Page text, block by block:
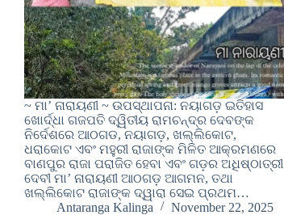
~ ମା’ ନାରାୟଣୀ ~ ଉପସ୍ଥାପନା: ନୟାଗଡ଼ ଇତିହାସ
ଖୋର୍ଦ୍ଧା ଗଜପତି ଦ୍ୱିତୀୟ ରାମଚନ୍ଦ୍ର ଦେବଙ୍କ
ନିର୍ଦେଶରେ ଆଠଗଡ, ନୟାଗଡ଼, ଖଲ୍ଲିକୋଟ,
ଧରାକୋଟ ଏବଂ ମହୁରୀ ରାଜାଙ୍କ ମିଳିତ ଆକ୍ରମଣରେ
ବାଣପୁର ରାଜା ପରାଜିତ ହେବା ଏବଂ ଗଡ଼ର ଅଧିଷ୍ଠାତ୍ରୀ
ଦେବୀ ମା’ ନାରାୟଣୀ ଆଠଗଡ଼ ଆଗମନ, ତଥା
ଖଲ୍ଲିକୋଟ ରାଜାଙ୍କ ଦ୍ୱାରା ସେଇ ପ୍ରଥମ…
Antaranga Kalinga
November 22, 2025